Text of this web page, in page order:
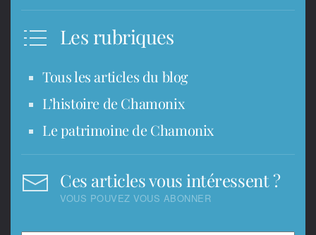
Les rubriques
Tous les articles du blog
L’histoire de Chamonix
Le patrimoine de Chamonix
Ces articles vous intéressent ?
VOUS POUVEZ VOUS ABONNER